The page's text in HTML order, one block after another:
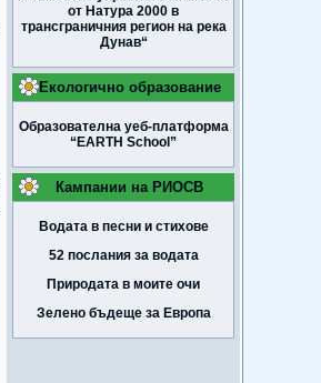
от Натура 2000 в
трансграничния регион на река
Дунав“
Екологично образование
Образователна уеб-платформа
“EARTH School”
Кампании на РИОСВ
Водата в песни и стихове
52 послания за водата
Природата в моите очи
Зелено бъдеще за Европа